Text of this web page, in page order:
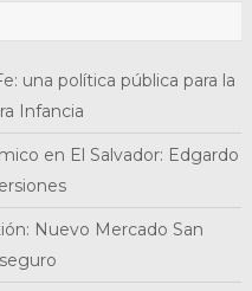
una política pública para la
Infancia
en El Salvador: Edgardo
Nuevo Mercado San